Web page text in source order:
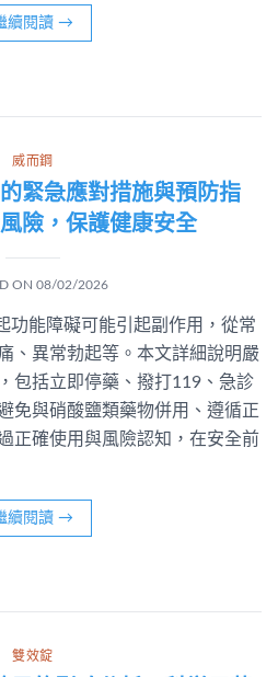
續閱讀 →
威而鋼
緊急應對措施與預防指
險，保護健康安全
ON 08/02/2026
功能障礙可能引起副作用，從常
、異常勃起等。本文詳細說明嚴
包括立即停藥、撥打119、急診
免與硝酸鹽類藥物併用、遵循正
正確使用與風險認知，在安全前
續閱讀 →
雙效錠